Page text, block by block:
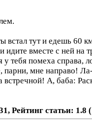
встал тут и едешь 60
идите вместе с ней на
у тебя помеха справа,
парни, мне направо!
встречной! А, баба:
Рейтинг статьи: